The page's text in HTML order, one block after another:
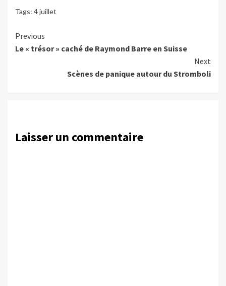
Tags: 4 juillet
Continue
Reading
Previous
Le « trésor » caché de Raymond Barre en Suisse
Next
Scènes de panique autour du Stromboli
Laisser un commentaire